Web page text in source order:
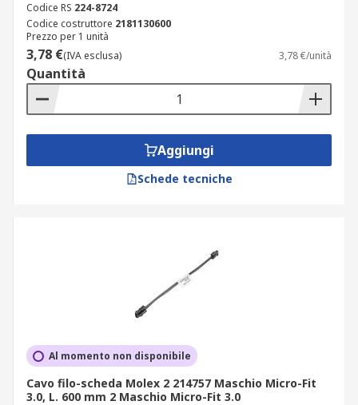
Codice RS 224-8724
Codice costruttore 2181130600
Prezzo per 1 unità
3,78 €(IVA esclusa) 3,78 €/unità
Quantità
Aggiungi
Schede tecniche
Al momento non disponibile
Cavo filo-scheda Molex 2 214757 Maschio Micro-Fit
3.0, L. 600 mm 2 Maschio Micro-Fit 3.0